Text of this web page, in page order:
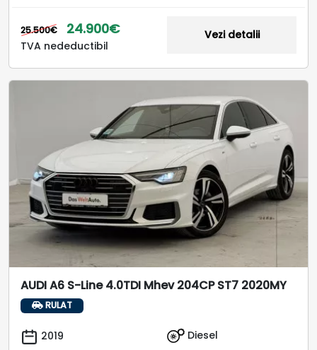
25.500€ 24.900€
TVA nedeductibil
Vezi detalii
AUDI A6 S-Line 4.0TDI Mhev 204CP ST7 2020MY
RULAT
2019
Diesel